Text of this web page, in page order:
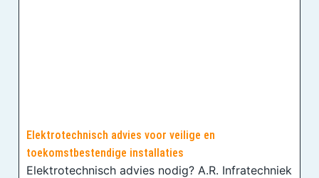
Elektrotechnisch advies voor veilige en
toekomstbestendige installaties
Elektrotechnisch advies nodig? A.R. Infratechniek